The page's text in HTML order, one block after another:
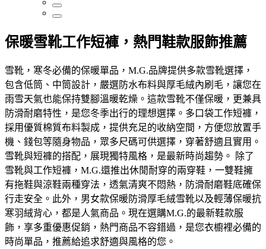
保暖雪靴工作短褲，熱門鞋款服飾推薦
雪靴，寒冬必備的保暖單品，M.G.品牌提供多款雪靴選擇，
包含低筒、中筒設計，嚴選防水布料與厚毛絨內刷毛，讓您在
雨雪天氣也能保持雙腳溫暖乾燥。這款雪靴不僅保暖，更兼具
防滑耐磨特性，是您冬季出行的理想選擇。多口袋工作短褲，
採用優質棉質布料製成，提供充足的收納空間，方便您放置手
機、錢包等隨身物品，眾多尺碼可供選擇，穿著舒適且實用。
雪靴與短褲的搭配，展現獨特風格，是最新時尚趨勢。 除了
雪靴與工作短褲，M.G.還推出休閒耐穿的兩穿鞋，一雙鞋擁
有拖鞋與涼鞋兩種穿法，透氣清爽不悶熱，防滑耐磨鞋底確保
行走安全。此外，男女款保暖防滑厚毛絨雪靴以及輕薄保暖抗
寒羽絨背心，都是人氣商品。現在選購M.G.的最新鞋款服
飾，享多重優惠促銷，熱門商品不容錯過，是您衣櫥裡必備的
時尚單品，推薦給追求舒適與風格的您。